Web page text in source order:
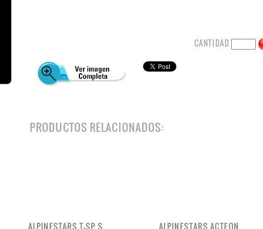
CANTIDAD
PRODUCTOS RELACIONADOS:
ALPINESTARS T-SP S ALPINESTARS ACTEON